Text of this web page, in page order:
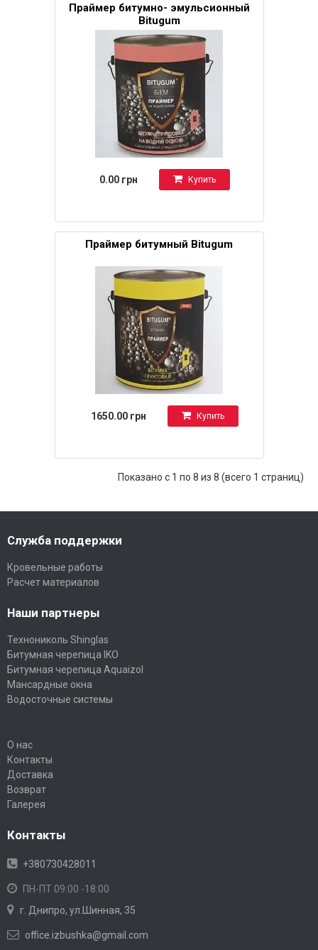
Праймер битумно- эмульсионный
Bitugum
0.00 грн Купить
Праймер битумный Bitugum
1650.00 грн Купить
Показано с 1 по 8 из 8 (всего 1 страниц)
Служба поддержки
Кровельные работы
Расчет материалов
Наши партнеры
Технониколь Shinglas
Битумная черепица IKO
Битумная черепица Aquaizol
Мансардные окна
Водосточные системы
О нас
Контакты
Доставка
Возврат
Галерея
Контакты
+380730428011
ПН-ПТ 09:00 -18:00
г. Днипро, ул.Шинная, 35
office.izbushka@gmail.com